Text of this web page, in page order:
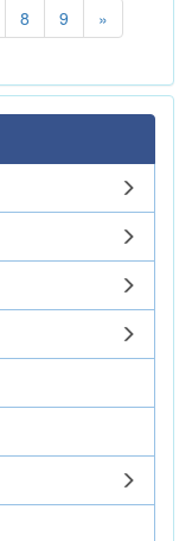
8 9 »